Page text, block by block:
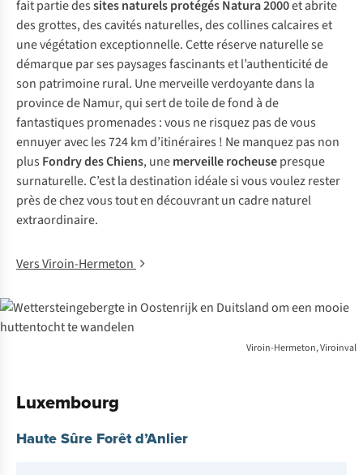
fait partie dessites naturels protégés Natura 2000et abrite
des grottes, des cavités naturelles, des collines calcaires et
une végétation exceptionnelle. Cette réserve naturelle se
démarque par ses paysages fascinants et l’authenticité de
son patrimoine rural. Une merveille verdoyante dans la
province de Namur, qui sert de toile de fond à de
fantastiques promenades : vous ne risquez pas de vous
ennuyer avec les 724 km d’itinéraires ! Ne manquez pas non
plus Fondry des Chiens, unemerveille rocheusepresque
surnaturelle. C’est la destination idéale si vous voulez rester
près de chez vous tout en découvrant un cadre naturel
extraordinaire.
Vers Viroin-Hermeton
Viroin-Hermeton, Viroinval
Luxembourg
Haute Sûre Forêt d’Anlier